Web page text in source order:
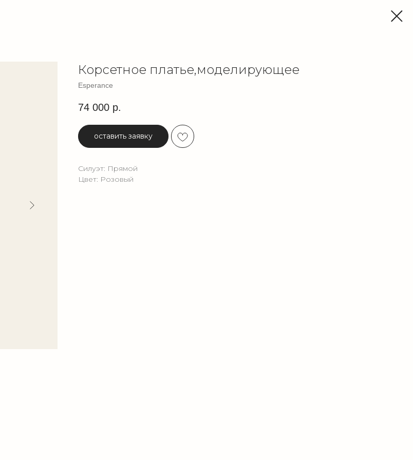
Корсетное платье,моделирующее
Esperance
74 000 р.
оставить заявку
Силуэт: Прямой
Цвет: Розовый